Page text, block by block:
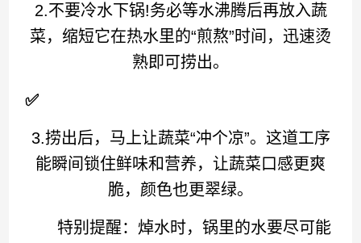
2.不要冷水下锅!务必等水沸腾后再放入蔬
菜，缩短它在热水里的“煎熬”时间，迅速烫
熟即可捞出。
✅
3.捞出后，马上让蔬菜“冲个凉”。这道工序
能瞬间锁住鲜味和营养，让蔬菜口感更爽
脆，颜色也更翠绿。
特别提醒：焯水时，锅里的水要尽可能